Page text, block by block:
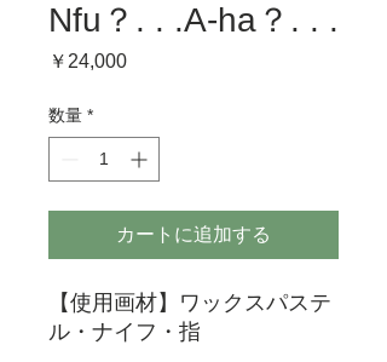
Nfu？. . .A-ha？. . .
￥24,000価
数量 *
カートに追加する
【使用画材】ワックスパステ
ル・ナイフ・指